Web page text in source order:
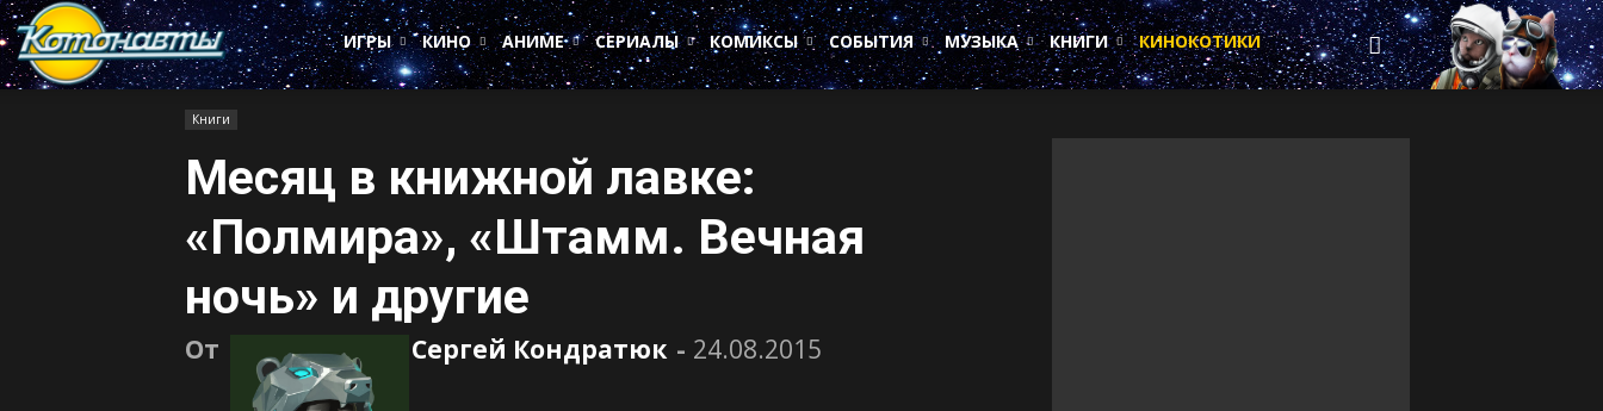
Котонавты
ИГРЫ
КИНО АНИМЕ СЕРИАЛЫ КОМИКСЫ СОБЫТИЯ МУЗЫКА КНИГИ КИНОКОТИКИ
Книги
Месяц в книжной лавке:
«Полмира», «Штамм. Вечная
ночь» и другие
От Сергей Кондратюк - 24.08.2015